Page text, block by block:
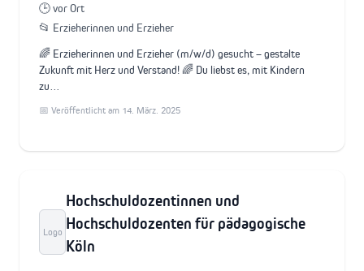
🕒 vor Ort
📂 Erzieherinnen und Erzieher
🌈 Erzieherinnen und Erzieher (m/w/d) gesucht – gestalte
Zukunft mit Herz und Verstand! 🌈 Du liebst es, mit Kindern
zu…
📅 Veröffentlicht am 14. März. 2025
Logo
Hochschuldozentinnen und
Hochschuldozenten für pädagogische
Köln